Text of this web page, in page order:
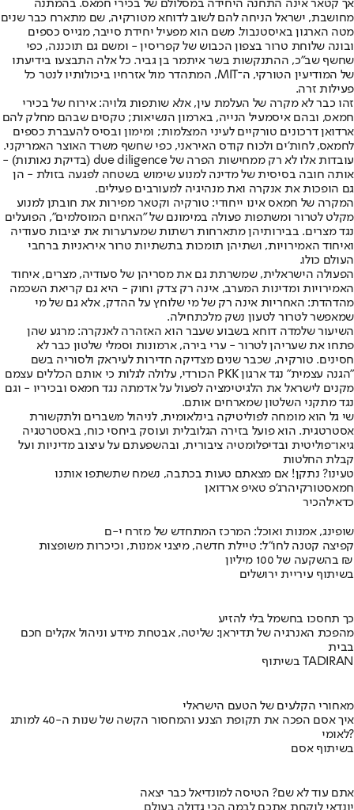
אך קטאר אינה התחנה היחידה במסלולם של בכירי חמאס. בהמתנה
מחושבת, ישראל הניחה להם לשוב לדוחא מטורקיה, שם מתארח כבר שנים
מטה הארגון באיסטנבול. משם הוא מפעיל יחידת סייבר, מגייס כספים
ובונה שלוחת טרור בצפון הכבוש של קפריסין - ומשם גם תוכננה, כפי
שחשף שב"כ, ההתנקשות בשר איתמר בן גביר. כל אלה התבצעו בידיעתו
של המודיעין הטורקי, ה־MIT, המתהדר מול אזרחיו ביכולותיו לנטר כל
פעילות זרה.
זהו כבר לא מקרה של העלמת עין, אלא שותפות גלויה: אירוח של בכירי
חמאס, ובהם איסמעיל הנייה, בארמון הנשיאות; טקסים שבהם מחלק להם
ארדואן דרכונים טורקיים לעיני המצלמות; ומימון ובסיס להעברת כספים
לחמאס, לחות'ים ולכוח קודס האיראני, כפי שחשף משרד האוצר האמריקני.
עובדות אלו לא רק ממחישות הפרה של due diligence (בדיקת נאותות) -
אותה חובה בסיסית של מדינה למנוע שימוש בשטחה לפגעה בזולת - הן
גם הופכות את אנקרה ואת מנהיגיה למעורבים פעילים.
המקרה של חמאס אינו ייחודי: טורקיה וקטאר מפירות את חובתן למנוע
מקלט לטרור ומשתפות פעולה במימונם של "האחים המוסלמים", הפועלים
נגד מצרים. בבירותיהן מתארחות רשתות שמערערות את יציבות סעודיה
ואיחוד האמירויות, ושתיהן תומכות בתשתיות טרור איראניות ברחבי
העולם כולו.
הפעולה הישראלית, שמשרתת גם את מסריהן של סעודיה, מצרים, איחוד
האמירויות ומדינות המערב, אינה רק צדק וחוק - היא גם קריאת השכמה
מהדהדת: האחריות אינה רק של מי שלוחץ על ההדק, אלא גם של מי
שמאפשר לטרור לטעון נשק מלכתחילה.
השיעור שלמדה דוחא בשבוע שעבר הוא האזהרה לאנקרה: מרגע שהן
פתחו את שעריהן לטרור - ערי בירה, ארמונות וסמלי שלטון כבר לא
חסינים. טורקיה, שכבר שנים מצדיקה חדירות לעיראק ולסוריה בשם
"הגנה עצמית" נגד ארגון PKK הכורדי, עלולה לגלות כי אותם הכללים עצמם
מקנים לישראל את הלגיטימציה לפעול על אדמתה נגד חמאס ובכיריו - וגם
נגד מתקני השלטון שמארחים אותם.
שי גל הוא מומחה לפוליטיקה בינלאומית, לניהול משברים ולתקשורת
אסטרטגית. הוא פועל בזירה הגלובלית ועוסק ביחסי כוח, באסטרטגיה
גיאו־פוליטית ובדיפלומטיה ציבורית, ובהשפעתם על עיצוב מדיניות ועל
קבלת החלטות
טעינו? נתקן! אם מצאתם טעות בכתבה, נשמח שתשתפו אותנו
חמאסטורקיהרג'פ טאיפ ארדואן
כדאילהכיר
שופינג, אמנות ואוכל: המרכז המתחדש של מזרח י-ם
קפיצה קטנה לחו"ל: טיילת חדשה, מיצגי אמנות, וכיכרות משופצות
בהשקעה של 100 מיליון ₪
בשיתוף עיריית ירושלים
כך תחסכו בחשמל בלי להזיע
מהפכת האנרגיה של תדיראן: שליטה, אבטחת מידע וניהול אקלים חכם
בבית
בשיתוף TADIRAN
מאחורי הקלעים של הטעם הישראלי
איך אסם הפכה את תקופת הצנע והמחסור הקשה של שנות ה-40 למותג
לאומי?
בשיתוף אסם
אתם עוד לא שם? הטיסה למונדיאל כבר יצאה